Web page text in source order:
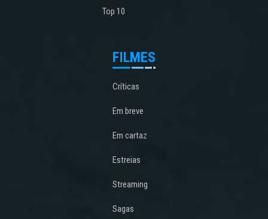
Top 10
FILMES
Críticas
Em breve
Em cartaz
Estreias
Streaming
Sagas